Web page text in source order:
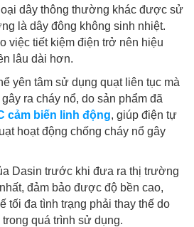
dây thông thường khác được sử
là dây đông không sinh nhiệt.
việc tiết kiệm điện trở nên hiệu
lâu dài hơn.
yên tâm sử dụng quạt liên tục mà
ra cháy nổ, do sản phẩm đã
cảm biến linh động, giúp điện tự
hoạt động chống cháy nổ gây
Dasin trước khi đưa ra thị trường
đảm bảo được độ bền cao,
tối đa tình trạng phải thay thế do
quá trình sử dụng.